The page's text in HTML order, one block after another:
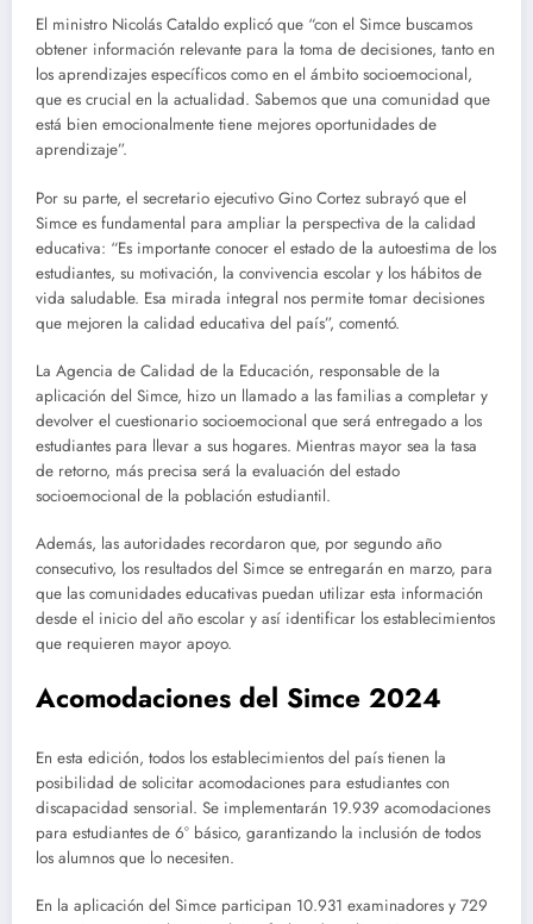
El ministro Nicolás Cataldo explicó que “con el Simce buscamos
obtener información relevante para la toma de decisiones, tanto en
los aprendizajes específicos como en el ámbito socioemocional,
que es crucial en la actualidad. Sabemos que una comunidad que
está bien emocionalmente tiene mejores oportunidades de
aprendizaje”.
Por su parte, el secretario ejecutivo Gino Cortez subrayó que el
Simce es fundamental para ampliar la perspectiva de la calidad
educativa: “Es importante conocer el estado de la autoestima de los
estudiantes, su motivación, la convivencia escolar y los hábitos de
vida saludable. Esa mirada integral nos permite tomar decisiones
que mejoren la calidad educativa del país”, comentó.
La Agencia de Calidad de la Educación, responsable de la
aplicación del Simce, hizo un llamado a las familias a completar y
devolver el cuestionario socioemocional que será entregado a los
estudiantes para llevar a sus hogares. Mientras mayor sea la tasa
de retorno, más precisa será la evaluación del estado
socioemocional de la población estudiantil.
Además, las autoridades recordaron que, por segundo año
consecutivo, los resultados del Simce se entregarán en marzo, para
que las comunidades educativas puedan utilizar esta información
desde el inicio del año escolar y así identificar los establecimientos
que requieren mayor apoyo.
Acomodaciones del Simce 2024
En esta edición, todos los establecimientos del país tienen la
posibilidad de solicitar acomodaciones para estudiantes con
discapacidad sensorial. Se implementarán 19.939 acomodaciones
para estudiantes de 6° básico, garantizando la inclusión de todos
los alumnos que lo necesiten.
En la aplicación del Simce participan 10.931 examinadores y 729